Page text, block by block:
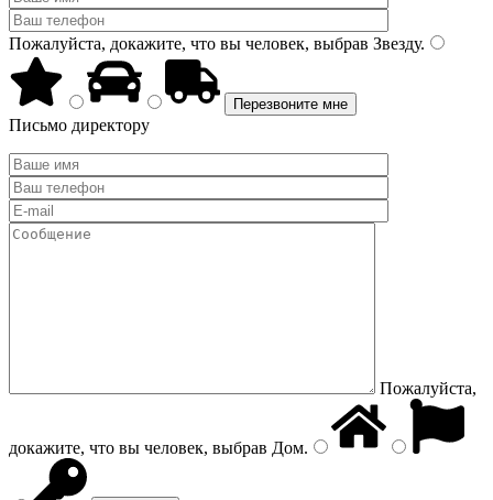
Пожалуйста, докажите, что вы человек, выбрав Звезду.
Письмо директору
Пожалуйста,
докажите, что вы человек, выбрав Дом.